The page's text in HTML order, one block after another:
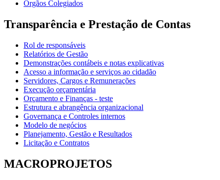
Órgãos Colegiados
Transparência e Prestação de Contas
Rol de responsáveis
Relatórios de Gestão
Demonstrações contábeis e notas explicativas
Acesso a informação e serviços ao cidadão
Servidores, Cargos e Remunerações
Execução orçamentária
Orçamento e Finanças - teste
Estrutura e abrangência organizacional
Governança e Controles internos
Modelo de negócios
Planejamento, Gestão e Resultados
Licitação e Contratos
MACROPROJETOS